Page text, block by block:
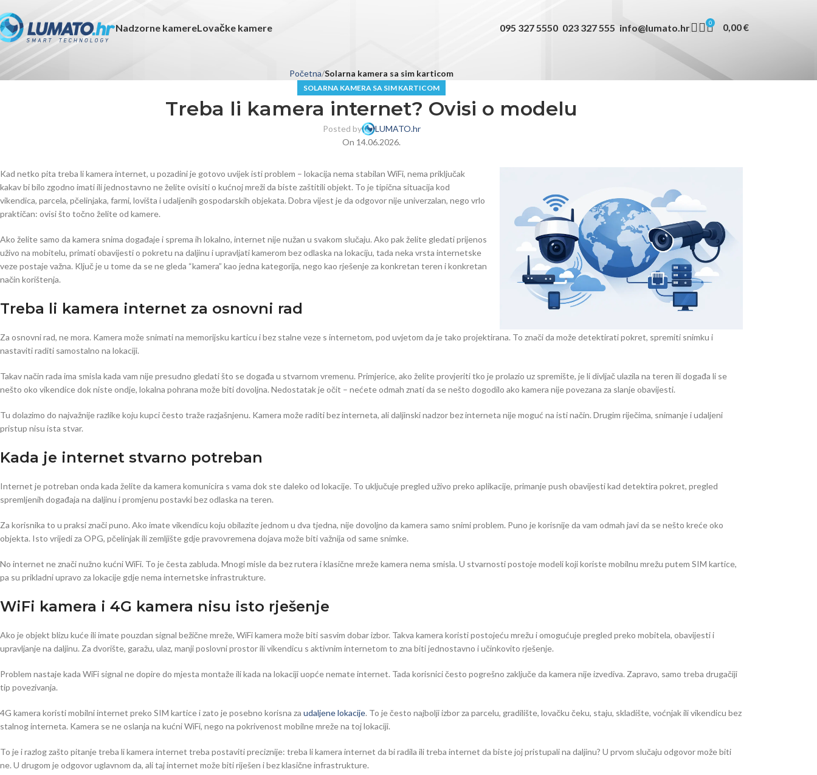
Nadzorne kamereLovačke kamere 095 327 5550 023 327 555 info@lumato.hr 0 0,00€
Početna Solarna kamera sa sim karticom
SOLARNA KAMERA SA SIM KARTICOM
Treba li kamera internet? Ovisi o modelu
Posted by
LUMATO.hr
On 14.06.2026.
Kad netko pita treba li kamera internet, u pozadini je gotovo uvijek isti problem – lokacija nema stabilan WiFi, nema priključak
kakav bi bilo zgodno imati ili jednostavno ne želite ovisiti o kućnoj mreži da biste zaštitili objekt. To je tipična situacija kod
vikendica, parcela, pčelinjaka, farmi, lovišta i udaljenih gospodarskih objekata. Dobra vijest je da odgovor nije univerzalan, nego vrlo
praktičan: ovisi što točno želite od kamere.
Ako želite samo da kamera snima događaje i sprema ih lokalno, internet nije nužan u svakom slučaju. Ako pak želite gledati prijenos
uživo na mobitelu, primati obavijesti o pokretu na daljinu i upravljati kamerom bez odlaska na lokaciju, tada neka vrsta internetske
veze postaje važna. Ključ je u tome da se ne gleda “kamera” kao jedna kategorija, nego kao rješenje za konkretan teren i konkretan
način korištenja.
Treba li kamera internet za osnovni rad
Za osnovni rad, ne mora. Kamera može snimati na memorijsku karticu i bez stalne veze s internetom, pod uvjetom da je tako projektirana. To znači da može detektirati pokret, spremiti snimku i
nastaviti raditi samostalno na lokaciji.
Takav način rada ima smisla kada vam nije presudno gledati što se događa u stvarnom vremenu. Primjerice, ako želite provjeriti tko je prolazio uz spremište, je li divljač ulazila na teren ili događa li se
nešto oko vikendice dok niste ondje, lokalna pohrana može biti dovoljna. Nedostatak je očit – nećete odmah znati da se nešto dogodilo ako kamera nije povezana za slanje obavijesti.
Tu dolazimo do najvažnije razlike koju kupci često traže razjašnjenu. Kamera može raditi bez interneta, ali daljinski nadzor bez interneta nije moguć na isti način. Drugim riječima, snimanje i udaljeni
pristup nisu ista stvar.
Kada je internet stvarno potreban
Internet je potreban onda kada želite da kamera komunicira s vama dok ste daleko od lokacije. To uključuje pregled uživo preko aplikacije, primanje push obavijesti kad detektira pokret, pregled
spremljenih događaja na daljinu i promjenu postavki bez odlaska na teren.
Za korisnika to u praksi znači puno. Ako imate vikendicu koju obilazite jednom u dva tjedna, nije dovoljno da kamera samo snimi problem. Puno je korisnije da vam odmah javi da se nešto kreće oko
objekta. Isto vrijedi za OPG, pčelinjak ili zemljište gdje pravovremena dojava može biti važnija od same snimke.
No internet ne znači nužno kućni WiFi. To je česta zabluda. Mnogi misle da bez rutera i klasične mreže kamera nema smisla. U stvarnosti postoje modeli koji koriste mobilnu mrežu putem SIM kartice,
pa su prikladni upravo za lokacije gdje nema internetske infrastrukture.
WiFi kamera i 4G kamera nisu isto rješenje
Ako je objekt blizu kuće ili imate pouzdan signal bežične mreže, WiFi kamera može biti sasvim dobar izbor. Takva kamera koristi postojeću mrežu i omogućuje pregled preko mobitela, obavijesti i
upravljanje na daljinu. Za dvorište, garažu, ulaz, manji poslovni prostor ili vikendicu s aktivnim internetom to zna biti jednostavno i učinkovito rješenje.
Problem nastaje kada WiFi signal ne dopire do mjesta montaže ili kada na lokaciji uopće nemate internet. Tada korisnici često pogrešno zaključe da kamera nije izvediva. Zapravo, samo treba drugačiji
tip povezivanja.
4G kamera koristi mobilni internet preko SIM kartice i zato je posebno korisna za udaljene lokacije. To je često najbolji izbor za parcelu, gradilište, lovačku čeku, staju, skladište, voćnjak ili vikendicu bez
stalnog interneta. Kamera se ne oslanja na kućni WiFi, nego na pokrivenost mobilne mreže na toj lokaciji.
To je i razlog zašto pitanje treba li kamera internet treba postaviti preciznije: treba li kamera internet da bi radila ili treba internet da biste joj pristupali na daljinu? U prvom slučaju odgovor može biti
ne. U drugom je odgovor uglavnom da, ali taj internet može biti riješen i bez klasične infrastrukture.